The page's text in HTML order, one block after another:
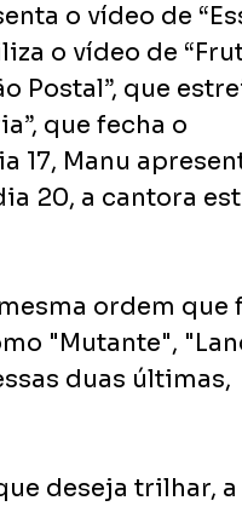
o vídeo de
o vídeo de
Postal”, que
que fecha o
17, Manu
20, a cantora
ordem que
"Mutante",
duas últimas,
deseja trilhar, a